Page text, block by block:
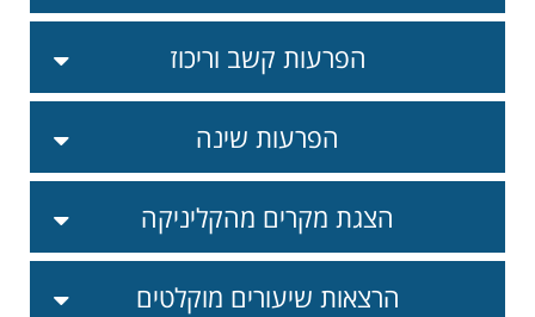
הפרעות קשב וריכוז
הפרעות שינה
הצגת מקרים מהקליניקה
הרצאות שיעורים מוקלטים